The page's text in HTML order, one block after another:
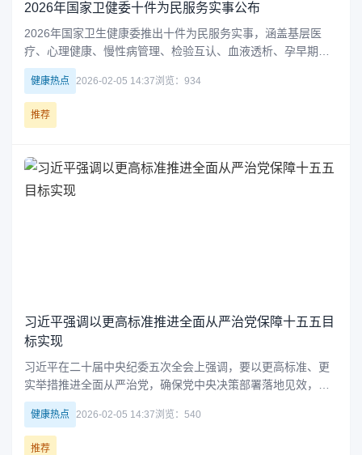
2026年国家卫健委十件为民服务实事公布
2026年国家卫生健康委推出十件为民服务实事，涵盖基层医
疗、心理健康、慢性病管理、检验互认、血液透析、孕早期服
务、托育支持、HPV疫苗接种、中西医结合培训及健康科普等
多个领域，旨在提升医疗服务可及性与质量，切实改善群众就
医体验和健康水平。
健康热点 2026-02-05 14:37浏览：934
推荐
习近平强调以更高标准推进全面从严治党保障十五五目
标实现
习近平在二十届中央纪委五次全会上强调，要以更高标准、更
实举措推进全面从严治党，确保党中央决策部署落地见效，为
实现十五五时期目标任务提供坚强保障。他指出，要强化制度
执行，严防腐败，持续提升纪检监察工作质效，推动党的自我
革命不断深化。
健康热点 2026-02-05 14:37浏览：540
推荐